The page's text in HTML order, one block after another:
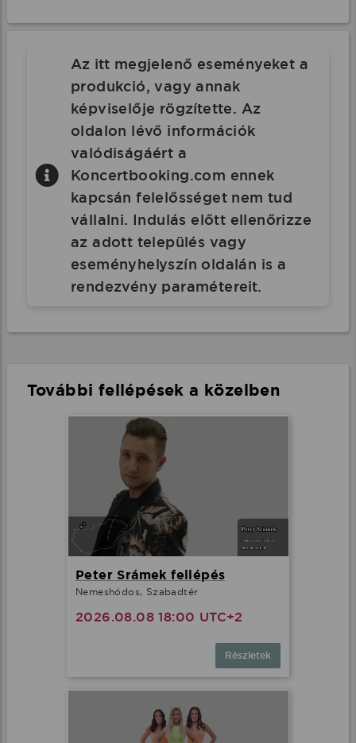
Az itt megjelenő eseményeket a
produkció, vagy annak
képviselője rögzítette. Az
oldalon lévő információk
valódiságáért a
Koncertbooking.com ennek
kapcsán felelősséget nem tud
vállalni. Indulás előtt ellenőrizze
az adott település vagy
eseményhelyszín oldalán is a
rendezvény paramétereit.
További fellépések a közelben
Peter Srámek fellépés
Nemeshódos, Szabadtér
2026.08.08 18:00 UTC+2
Részletek